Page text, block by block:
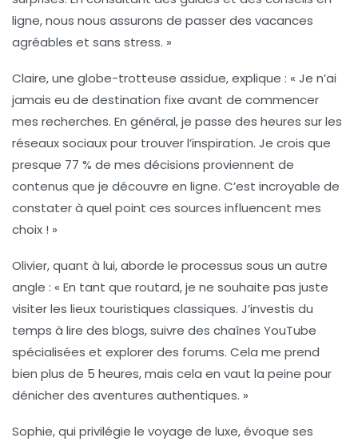
ligne, nous nous assurons de passer des vacances
agréables et sans stress. »
Claire, une globe-trotteuse assidue, explique : « Je n’ai
jamais eu de destination fixe avant de commencer
mes recherches. En général, je passe des heures surles
réseaux sociauxpour trouver l’inspiration. Je crois que
presque 77 % de mes décisions proviennent de
contenus que je découvre en ligne. C’est incroyable de
constater à quel point ces sources influencent mes
choix ! »
Olivier, quant à lui, aborde le processus sous un autre
angle : « En tant que routard, je ne souhaite pas juste
visiter les lieux touristiques classiques. J’investis du
temps à lire des blogs, suivre des chaînes YouTube
spécialisées et explorer des forums. Cela me prend
bien plus de 5 heures, mais cela en vaut la peine pour
dénicher des aventures authentiques. »
Sophie, qui privilégie le voyage de luxe, évoque ses